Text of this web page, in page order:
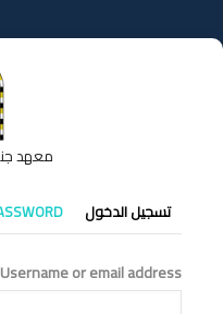
إلى
المحتوى
معهد
التبويبات
الأساسية
تسجيل الدخول
Username or email address